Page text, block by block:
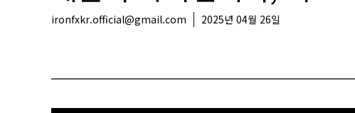
ironfxkr.official@gmail.com 2025년 04월 26일